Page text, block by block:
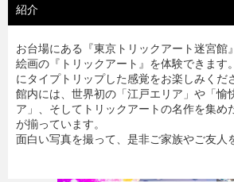
紹介
お台場にある『東京トリックアート迷宮館
絵画の『トリックアート』を体験できます
にタイプトリップした感覚をお楽しみくだ
館内には、世界初の「江戸エリア」や「愉
ア」、そしてトリックアートの名作を集め
が揃っています。
面白い写真を撮って、是非ご家族やご友人